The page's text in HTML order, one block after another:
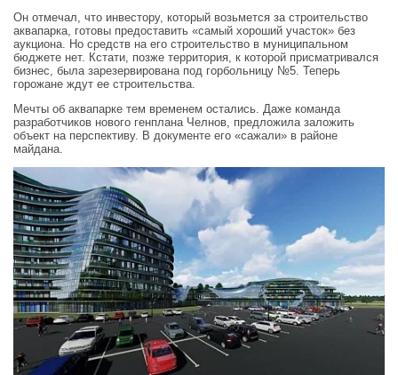
Он отмечал, что инвестору, который возьмется за строительство
аквапарка, готовы предоставить «самый хороший участок» без
аукциона. Но средств на его строительство в муниципальном
бюджете нет. Кстати, позже территория, к которой присматривался
бизнес, была зарезервирована под горбольницу №5. Теперь
горожане ждут ее строительства.
Мечты об аквапарке тем временем остались. Даже команда
разработчиков нового генплана Челнов, предложила заложить
объект на перспективу. В документе его «сажали» в районе
майдана.